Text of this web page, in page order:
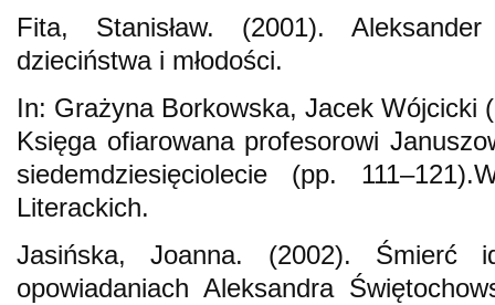
Fita, Stanisław. (2001).
dzieciństwa i młodości.
In: Grażyna Borkowska, Jacek Wójcicki
Księga ofiarowana profesorowi
siedemdziesięciolecie (pp.
Literackich.
Jasińska, Joanna. (2002). Śmierć
opowiadaniach Aleksandra